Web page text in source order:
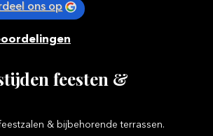
ons op
feesten &
& bijbehorende terrassen.